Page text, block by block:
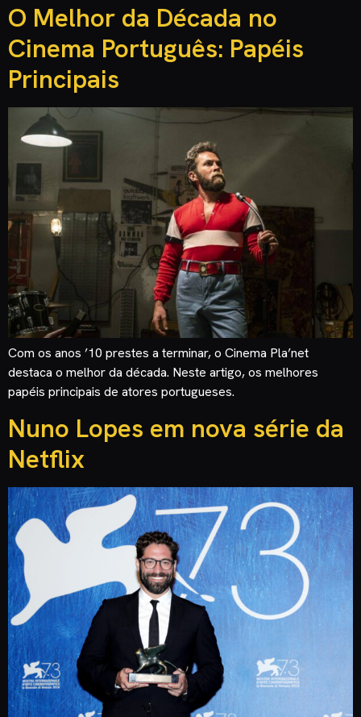
O Melhor da Década no
Cinema Português: Papéis
Principais
Com os anos ’10 prestes a terminar, o Cinema Pla’net
destaca o melhor da década. Neste artigo, os melhores
papéis principais de atores portugueses.
Nuno Lopes em nova série da
Netflix